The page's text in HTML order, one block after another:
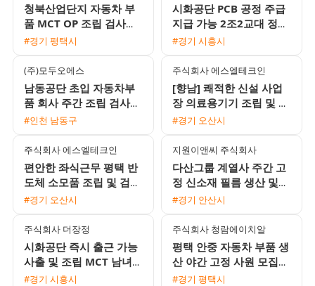
청북산업단지 자동차 부
품 MCT OP 조립 검사원
모집 초보가능 통근버스
#경기 평택시
시화공단 PCB 공정 주급
지급 가능 2조2교대 정규
직 전환 채용
#경기 시흥시
(주)모두오에스
남동공단 초입 자동차부
품 회사 주간 조립 검사
도장 채용
#인천 남동구
주식회사 에스엘테크인
[향남] 쾌적한 신설 사업
장 의료용기기 조립 및 검
사 사원 모집 (만근 상여
행)
#경기 오산시
주식회사 에스엘테크인
편안한 좌식근무 평택 반
도체 소모품 조립 및 검사
주간고정 채용 상여120%
#경기 오산시
지원이앤씨 주식회사
다산그룹 계열사 주간 고
정 신소재 필름 생산 및
설비 조작원 모집 무료 사
#경기 안산시
주식회사 더장정
시화공단 즉시 출근 가능
사출 및 조립 MCT 남녀
생산직 채용
#경기 시흥시
주식회사 청람에이치알
평택 안중 자동차 부품 생
산 야간 고정 사원 모집
월 400만원 이상 가능
#경기 평택시